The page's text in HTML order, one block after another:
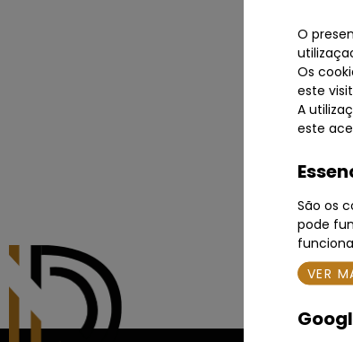
O
Os
este
A
este
São os
pode
VER